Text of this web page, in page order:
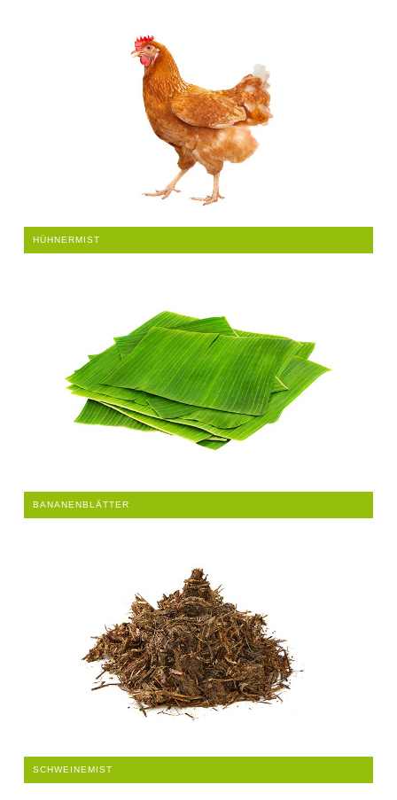
HÜHNERMIST
BANANENBLÄTTER
SCHWEINEMIST